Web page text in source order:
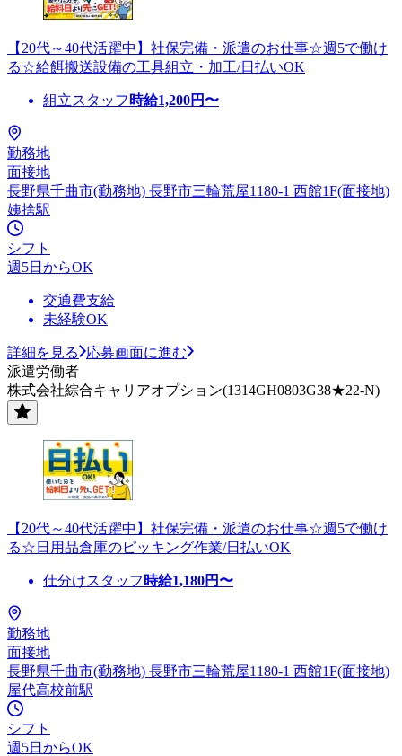
【20代～40代活躍中】社保完備・派遣のお仕事☆週5で働け
る☆給餌搬送設備の工具組立・加工/日払いOK
組立スタッフ 時給1,200円〜
勤務地
面接地
長野県千曲市(勤務地) 長野市三輪荒屋1180-1 西館1F(面接地)
姨捨駅
シフト
週5日からOK
交通費支給
未経験OK
詳細を見る
応募画面に進む
派遣労働者
株式会社綜合キャリアオプション(1314GH0803G38★22-N)
【20代～40代活躍中】社保完備・派遣のお仕事☆週5で働け
る☆日用品倉庫のピッキング作業/日払いOK
仕分けスタッフ 時給1,180円〜
勤務地
面接地
長野県千曲市(勤務地) 長野市三輪荒屋1180-1 西館1F(面接地)
屋代高校前駅
シフト
週5日からOK